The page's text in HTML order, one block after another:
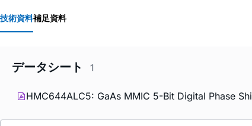
技術資料補足資料
データシート 1
HMC644ALC5: GaAs MMIC 5-Bit Digital Phase